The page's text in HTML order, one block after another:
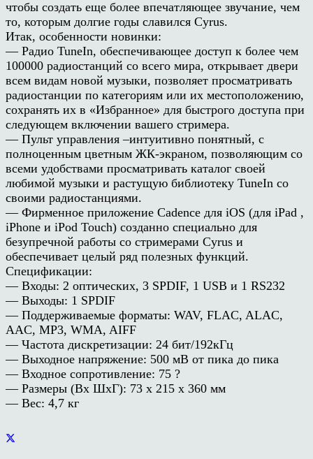
чтобы создать еще более впечатляющее звучание, чем
то, которым долгие годы славился Cyrus.
Итак, особенности новинки:
— Радио TuneIn, обеспечивающее доступ к более чем
100000 радиостанций со всего мира, открывает двери
всем видам новой музыки, позволяет просматривать
радиостанции по категориям или их местоположению,
сохранять их в «Избранное» для быстрого доступа при
следующем включении вашего стримера.
— Пульт управления –интуитивно понятный, с
полноценным цветным ЖК-экраном, позволяющим со
всеми удобствами просматривать каталог своей
любимой музыки и растущую библиотеку TuneIn со
своими радиостанциями.
— Фирменное приложение Cadence для iOS (для iPad ,
iPhone и iPod Touch) созданно специально для
безупречной работы со стримерами Cyrus и
обеспечивает целый ряд полезных функций.
Спецификации:
— Входы: 2 оптических, 3 SPDIF, 1 USB и 1 RS232
— Выходы: 1 SPDIF
— Поддерживаемые форматы: WAV, FLAC, ALAC,
AAC, MP3, WMA, AIFF
— Частота дискретизации: 24 бит/192кГц
— Выходное напряжение: 500 мВ от пика до пика
— Входное сопротивление: 75 ?
— Размеры (Вх ШхГ): 73 х 215 х 360 мм
— Вес: 4,7 кг